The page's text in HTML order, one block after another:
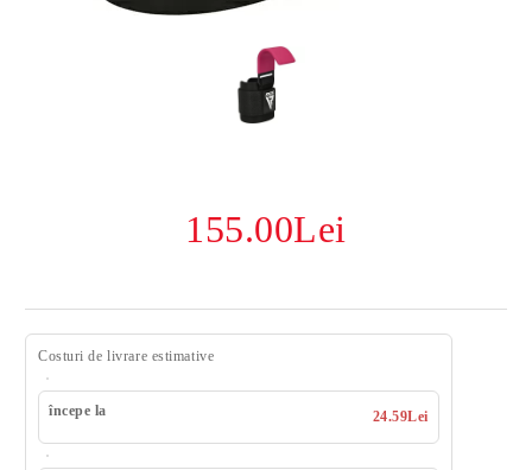
155.00Lei
Costuri de livrare estimative
începe la 24.59Lei